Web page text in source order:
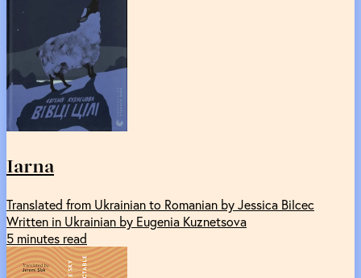
Iarna
Translated from Ukrainian to Romanian by Jessica Bilcec
Written in Ukrainian by Eugenia Kuznetsova
5 minutes read